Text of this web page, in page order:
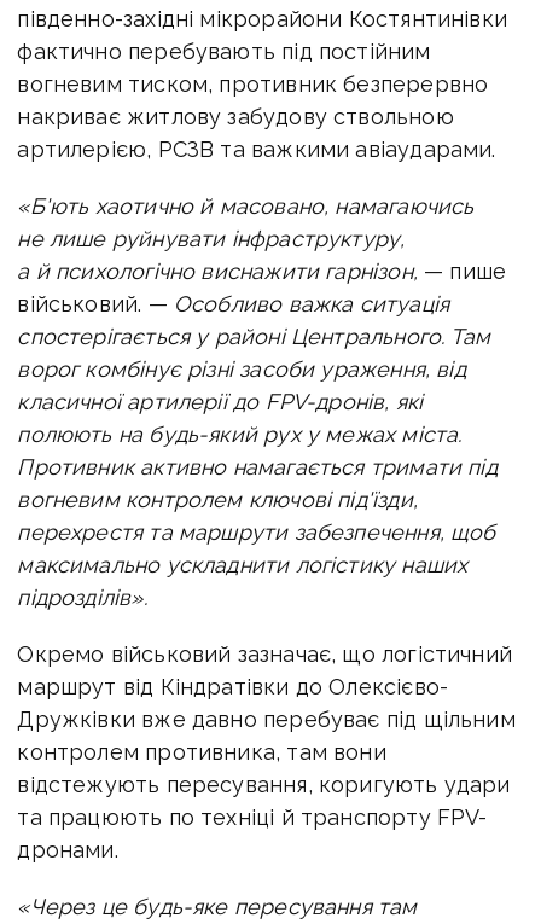
південно-західні мікрорайони Костянтинівки
фактично перебувають під постійним
вогневим тиском, противник безперервно
накриває житлову забудову ствольною
артилерією, РСЗВ та важкими авіаударами.
«Б'ють хаотично й масовано, намагаючись
не лише руйнувати інфраструктуру,
а й психологічно виснажити гарнізон, — пише
військовий. — Особливо важка ситуація
спостерігається у районі Центрального. Там
ворог комбінує різні засоби ураження, від
класичної артилерії до FPV-дронів, які
полюють на будь-який рух у межах міста.
Противник активно намагається тримати під
вогневим контролем ключові під'їзди,
перехрестя та маршрути забезпечення, щоб
максимально ускладнити логістику наших
підрозділів».
Окремо військовий зазначає, що логістичний
маршрут від Кіндратівки до Олексієво-
Дружківки вже давно перебуває під щільним
контролем противника, там вони
відстежують пересування, коригують удари
та працюють по техніці й транспорту FPV-
дронами.
«Через це будь-яке пересування там